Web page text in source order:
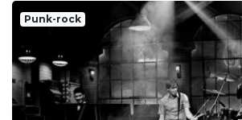
Punk-rock